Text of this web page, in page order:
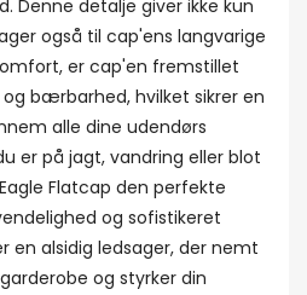
Denne detalje giver ikke kun
også til cap'ens langvarige
er cap'en fremstillet
bærbarhed, hvilket sikrer en
alle dine udendørs
er på jagt, vandring eller blot
Flatcap den perfekte
og sofistikeret
en alsidig ledsager, der nemt
og styrker din